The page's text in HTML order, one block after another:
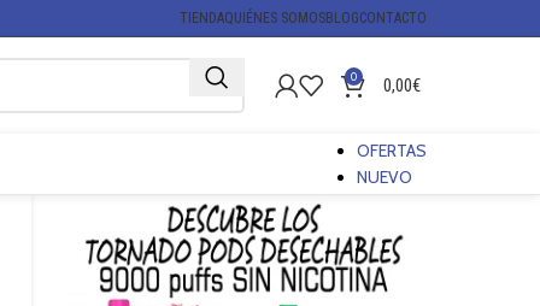
TIENDAQUIÉNES SOMOSBLOGCONTACTO
0 0,00€
OFERTAS
NUEVO